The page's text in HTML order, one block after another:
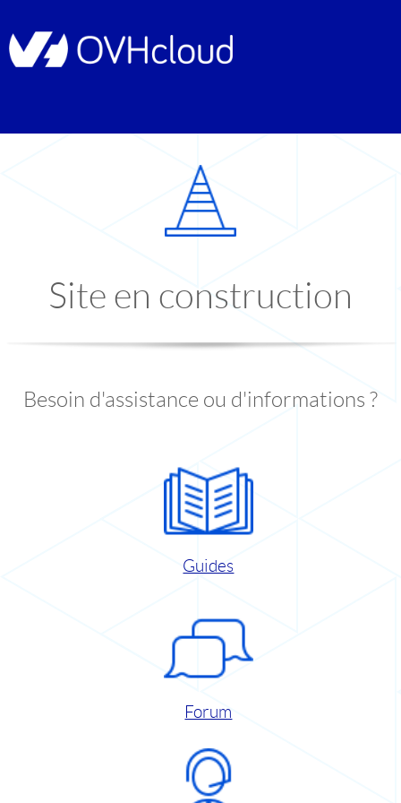
Site en construction
Besoin d'assistance ou d'informations ?
Guides
Forum